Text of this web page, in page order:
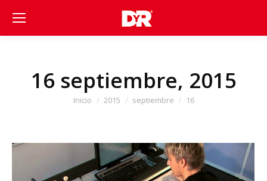
16 septiembre, 2015
Estás aquí:
Inicio 2015 septiembre 16